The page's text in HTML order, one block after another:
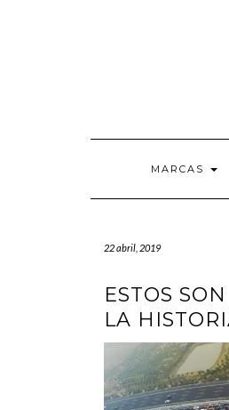
MARCAS
22 abril, 2019
ESTOS
LA